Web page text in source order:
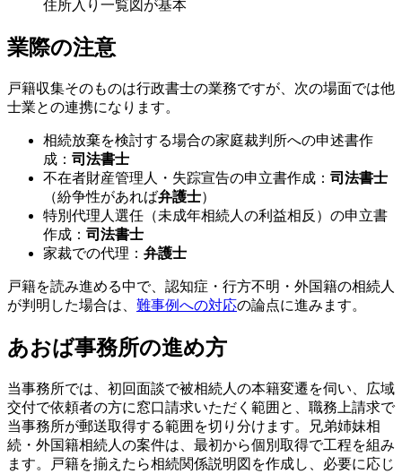
住所入り一覧図が基本
業際の注意
戸籍収集そのものは行政書士の業務ですが、次の場面では他
士業との連携になります。
相続放棄を検討する場合の家庭裁判所への申述書作
成： 司法書士
不在者財産管理人・失踪宣告の申立書作成： 司法書士
（紛争性があれば弁護士）
特別代理人選任（未成年相続人の利益相反）の申立書
作成： 司法書士
家裁での代理： 弁護士
戸籍を読み進める中で、認知症・行方不明・外国籍の相続人
が判明した場合は、 難事例への対応の論点に進みます。
あおば事務所の進め方
当事務所では、初回面談で被相続人の本籍変遷を伺い、広域
交付で依頼者の方に窓口請求いただく範囲と、職務上請求で
当事務所が郵送取得する範囲を切り分けます。兄弟姉妹相
続・外国籍相続人の案件は、最初から個別取得で工程を組み
ます。戸籍を揃えたら相続関係説明図を作成し、必要に応じ